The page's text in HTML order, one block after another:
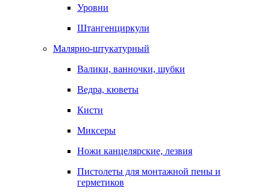
Уровни
Штангенциркули
Малярно-штукатурный
Валики, ванночки, шубки
Ведра, кюветы
Кисти
Миксеры
Ножи канцелярские, лезвия
Пистолеты для монтажной пены и
герметиков